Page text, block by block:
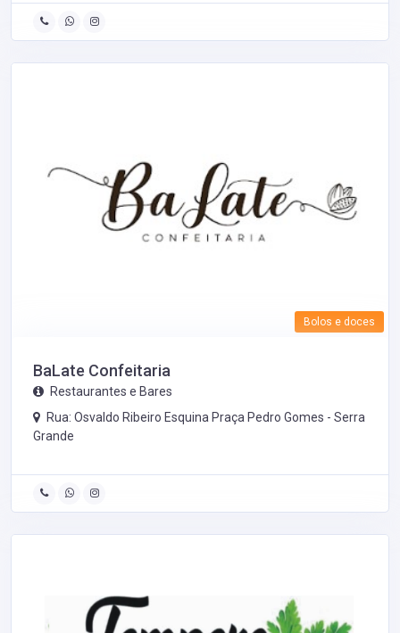
Bolos e doces
BaLate Confeitaria
Restaurantes e Bares
Rua: Osvaldo Ribeiro Esquina Praça Pedro Gomes - Serra
Grande